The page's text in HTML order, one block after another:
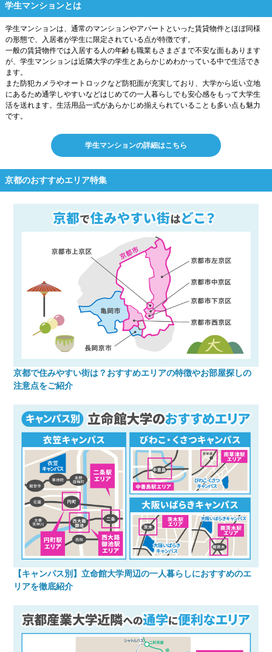
学生マンションとは
学生マンションは、通常のマンションやアパートといった賃貸物件とほぼ同様
の形態で、入居者が学生に限定されている点が特徴です。
一般の賃貸物件では入居する人の年齢も職業もさまざまで不安な面もあります
が、学生マンションは近隣大学の学生とあらかじめわかっている中で生活でき
ます。
また防犯カメラやオートロックなど防犯面が充実しており、大学から近い立地
にあるため通学しやすいなどはじめての一人暮らしでも安心感をもって大学生
活を送れます。生活用品一式があらかじめ揃えられていることも多い点も魅力
です。
学生マンションの詳細はこちら
京都のおすすめエリア特集
京都で住みやすい街は？おすすめエリアの特徴やお部屋探しの
注意点をご紹介
【キャンパス別】立命館大学周辺の一人暮らしにおすすめのエ
リアを徹底紹介